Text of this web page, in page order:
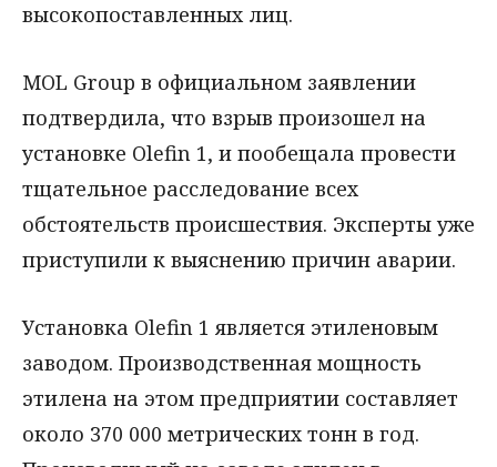
высокопоставленных лиц.
MOL Group в официальном заявлении
подтвердила, что взрыв произошел на
установке Olefin 1, и пообещала провести
тщательное расследование всех
обстоятельств происшествия. Эксперты уже
приступили к выяснению причин аварии.
Установка Olefin 1 является этиленовым
заводом. Производственная мощность
этилена на этом предприятии составляет
около 370 000 метрических тонн в год.